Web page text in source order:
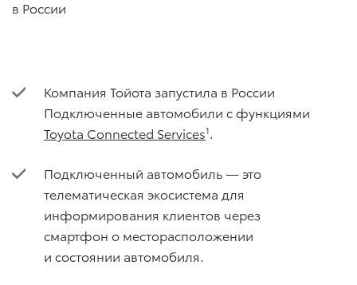
Компания Тойота запустила в России
Подключенные автомобили с функциями
Toyota Connected Services1.
Подключенный автомобиль — это
телематическая экосистема для
информирования клиентов через
смартфон о месторасположении
и состоянии автомобиля.